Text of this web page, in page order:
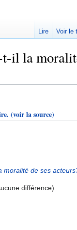
la
(voir la source)
de ses
différence)
Lire Voir le